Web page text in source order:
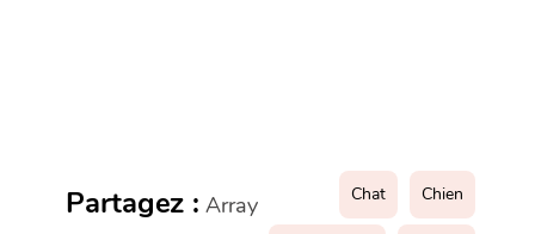
Partagez : Array Chat Chien